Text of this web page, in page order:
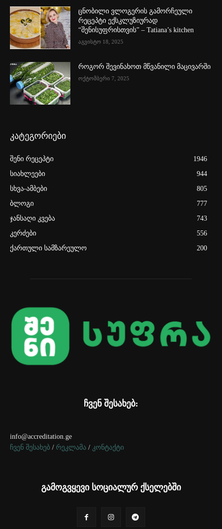
ცნობილი ვლოგერის გამორჩეული
რეცეპტი ექსკლუზიურად
“შენისუფრისთვის” – Tatiana’s kitchen
აგვისტო 18, 2025
როგორ შევინახოთ მწვანილი მაცივარში
ოქტომბერი 7, 2025
კატეგორიები
შენი რეცეპტი
1946
სიახლეები
944
სხვა-ამბები
805
ბლოგი
777
ჯანსაღი კვება
743
კერძები
556
ქართული სამზარეულო
200
ჩვენ შესახებ:
info@accreditation.ge
ჩვენ შესახებ / რეკლამა / კონტაქტი
გამოგვყევი სოციალურ ქსელებში